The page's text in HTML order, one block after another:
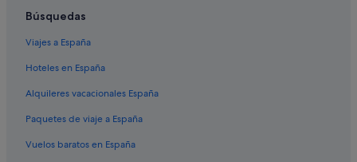
Búsquedas
Viajes a España
Hoteles en España
Alquileres vacacionales España
Paquetes de viaje a España
Vuelos baratos en España